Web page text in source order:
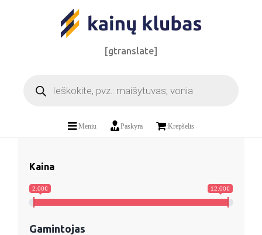
[gtranslate]
search
Meniu Paskyra :Krepšelis
Kaina
2.00€ 12.00€
Gamintojas